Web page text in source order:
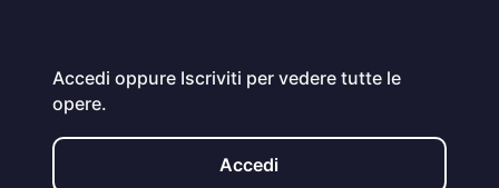
Accedi oppure Iscriviti per vedere tutte le
opere.
Accedi